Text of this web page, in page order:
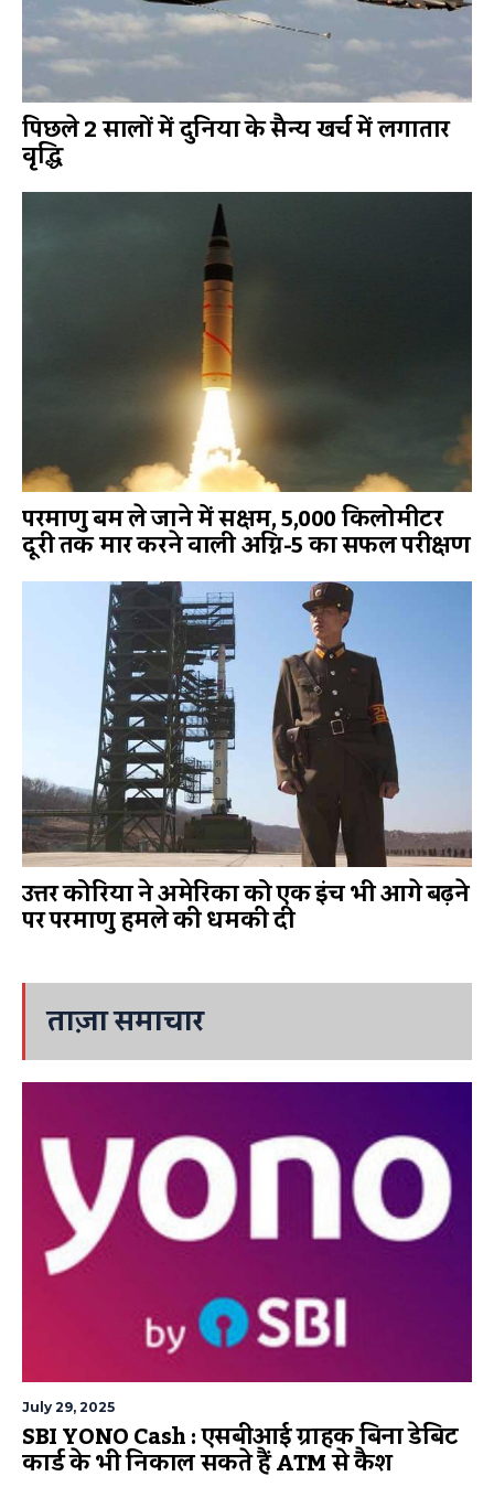
पिछले 2 सालों में दुनिया के सैन्य खर्च में लगातार
वृद्धि
परमाणु बम ले जाने में सक्षम, 5,000 किलोमीटर
दूरी तक मार करने वाली अग्नि-5 का सफल परीक्षण
उत्तर कोरिया ने अमेरिका को एक इंच भी आगे बढ़ने
पर परमाणु हमले की धमकी दी
ताज़ा समाचार
July 29, 2025
SBI YONO Cash : एसबीआई ग्राहक बिना डेबिट
कार्ड के भी निकाल सकते हैं ATM से कैश